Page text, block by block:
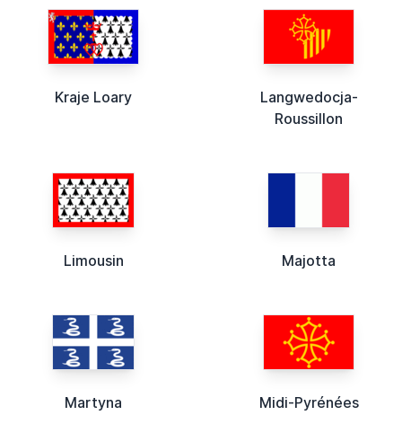
Kraje Loary
Langwedocja-
Roussillon
Limousin Majotta
Martyna Midi-Pyrénées